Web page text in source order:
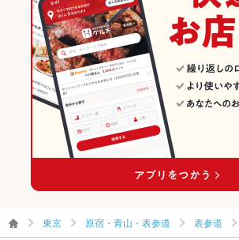
その他設備 －
その他
飲み放題 なし
食べ放題
ワイン充実
お子様連れ
お子様連れ歓迎 ：ベビーチェアのご用
ーカーでの入店はご遠慮ください。
グパーティ
ー二次会
表参道のグルメランキング
表参道のイタリアン・フレンチランキング
東京 原宿・青山・表参道 表参道